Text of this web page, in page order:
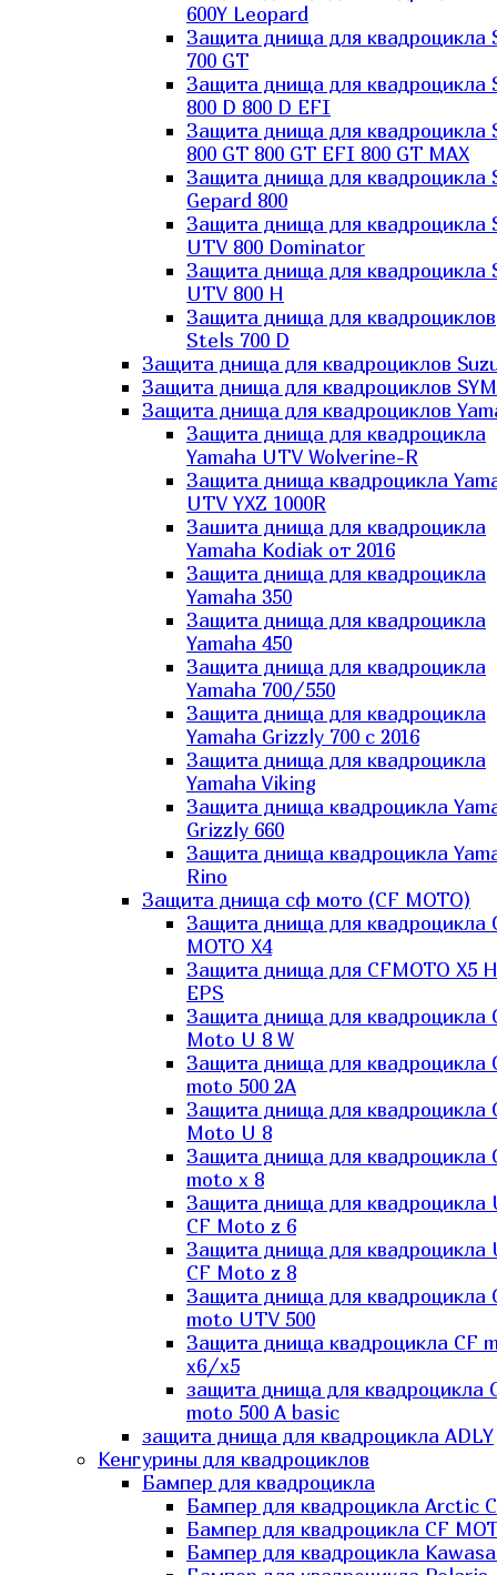
600Y Leopard
Защита днища для квадроцикла
700 GT
Защита днища для квадроцикла
800 D 800 D EFI
Защита днища для квадроцикла
800 GT 800 GT EFI 800 GT MAX
Защита днища для квадроцикла
Gepard 800
Защита днища для квадроцикла
UTV 800 Dominator
Защита днища для квадроцикла
UTV 800 H
Защита днища для квадроциклов
Stels 700 D
Защита днища для квадроциклов
Защита днища для квадроциклов SYM
Защита днища для квадроциклов
Защита днища для квадроцикла
Yamaha UTV Wolverine-R
Защита днища квадроцикла
UTV YXZ 1000R
Зашита днища для квадроцикла
Yamaha Kodiak от 2016
Защита днища для квадроцикла
Yamaha 350
Защита днища для квадроцикла
Yamaha 450
Защита днища для квадроцикла
Yamaha 700/550
Защита днища для квадроцикла
Yamaha Grizzly 700 с 2016
Защита днища для квадроцикла
Yamaha Viking
Защита днища квадроцикла
Grizzly 660
Защита днища квадроцикла
Rino
Защита днища сф мото (CF MOTO)
Защита днища для квадроцикла
MOTO X4
Защита днища для CFMOTO X5
EPS
Защита днища для квадроцикла
Moto U 8 W
Защита днища для квадроцикла
moto 500 2A
Защита днища для квадроцикла
Moto U 8
Защита днища для квадроцикла
moto x 8
Защита днища для квадроцикла
CF Moto z 6
Защита днища для квадроцикла
CF Moto z 8
Защита днища для квадроцикла
moto UTV 500
Защита днища квадроцикла СF
x6/x5
защита днища для квадроцикла
moto 500 A basic
защита днища для квадроцикла ADLY
Кенгурины для квадроциклов
Бампер для квадроцикла
Бампер для квадроцикла Arctic
Бампер для квадроцикла CF
Бампер для квадроцикла